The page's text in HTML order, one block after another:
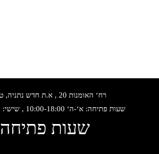
רח‘ האומנות 20 , א.ת חדש נתניה, טלפון:
שעות פתיחה: א‘-ה‘ 10:00-18:00 , שישי: 9:00-14:00
שעות פתיחה